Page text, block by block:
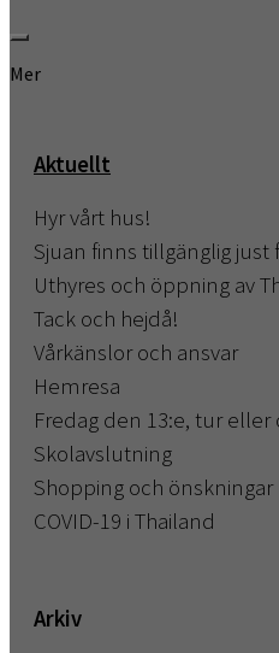
Mer
Aktuellt
Hyr vårt hus!
Sjuan finns tillgänglig just
Uthyres och öppning av
Tack och hejdå!
Vårkänslor och ansvar
Hemresa
Fredag den 13:e, tur eller
Skolavslutning
Shopping och önskningar
COVID-19 i Thailand
Arkiv